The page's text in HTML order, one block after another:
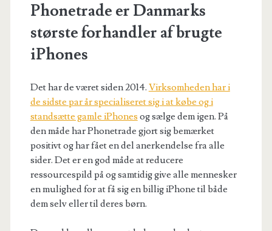
Phonetrade er Danmarks
største forhandler af brugte
iPhones
Det har de været siden 2014. Virksomheden har i
de sidste par år specialiseret sig i at købe og i
standsætte gamle iPhones og sælge dem igen. På
den måde har Phonetrade gjort sig bemærket
positivt og har fået en del anerkendelse fra alle
sider. Det er en god måde at reducere
ressourcespild på og samtidig give alle mennesker
en mulighed for at få sig en billig iPhone til både
dem selv eller til deres børn.